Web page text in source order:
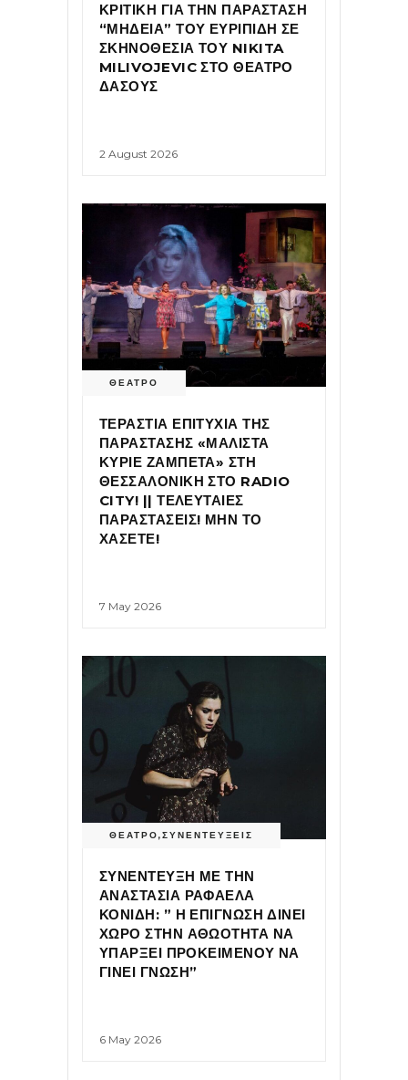
ΚΡΙΤΙΚΗ ΓΙΑ ΤΗΝ ΠΑΡΑΣΤΑΣΗ
“ΜΗΔΕΙΑ” ΤΟΥ ΕΥΡΙΠΙΔΗ ΣΕ
ΣΚΗΝΟΘΕΣΙΑ ΤΟΥ NIKITA
MILIVOJEVIC ΣΤΟ ΘΕΑΤΡΟ
ΔΑΣΟΥΣ
2 August 2026
ΘΕΑΤΡΟ
ΤΕΡΑΣΤΙΑ ΕΠΙΤΥΧΙΑ ΤΗΣ
ΠΑΡΑΣΤΑΣΗΣ «ΜΑΛΙΣΤΑ
ΚΥΡΙΕ ΖΑΜΠΕΤΑ» ΣΤΗ
ΘΕΣΣΑΛΟΝΙΚΗ ΣΤΟ RADIO
CITY! || ΤΕΛΕΥΤΑΙΕΣ
ΠΑΡΑΣΤΑΣΕΙΣ! ΜΗΝ ΤΟ
ΧΑΣΕΤΕ!
7 May 2026
ΘΕΑΤΡΟ,ΣΥΝΕΝΤΕΥΞΕΙΣ
ΣΥΝΕΝΤΕΥΞΗ ΜΕ ΤΗΝ
ΑΝΑΣΤΑΣΙΑ ΡΑΦΑΕΛΑ
ΚΟΝΙΔΗ: ” Η ΕΠΙΓΝΩΣΗ ΔΙΝΕΙ
ΧΩΡΟ ΣΤΗΝ ΑΘΩΟΤΗΤΑ ΝΑ
ΥΠΑΡΞΕΙ ΠΡΟΚΕΙΜΕΝΟΥ ΝΑ
ΓΙΝΕΙ ΓΝΩΣΗ”
6 May 2026